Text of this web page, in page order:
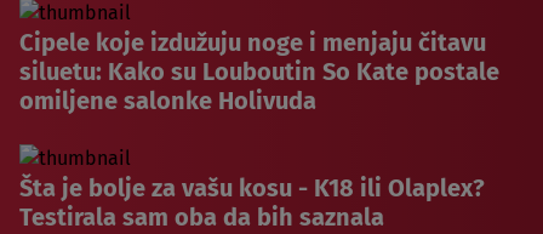
Cipele koje izdužuju noge i menjaju čitavu
siluetu: Kako su Louboutin So Kate postale
omiljene salonke Holivuda
Šta je bolje za vašu kosu - K18 ili Olaplex?
Testirala sam oba da bih saznala